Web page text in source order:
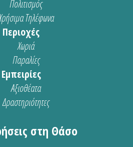
Πολιτισμός
Τηλέφωνα
Περιοχές
Χωριά
Παραλίες
Εμπειρίες
Αξιοθέατα
Δραστηριότητες
στη Θάσο